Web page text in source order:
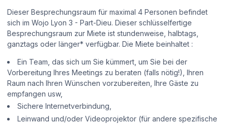
Dieser Besprechungsraum für maximal 4 Personen befindet
sich im Wojo Lyon 3 - Part-Dieu. Dieser schlüsselfertige
Besprechungsraum zur Miete ist stundenweise, halbtags,
ganztags oder länger* verfügbar. Die Miete beinhaltet :
Ein Team, das sich um Sie kümmert, um Sie bei der
Vorbereitung Ihres Meetings zu beraten (falls nötig!), Ihren
Raum nach Ihren Wünschen vorzubereiten, Ihre Gäste zu
empfangen usw,
Sichere Internetverbindung,
Leinwand und/oder Videoprojektor (für andere spezifische